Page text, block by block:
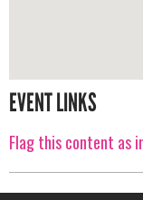
EVENT LINKS
Flag this content as